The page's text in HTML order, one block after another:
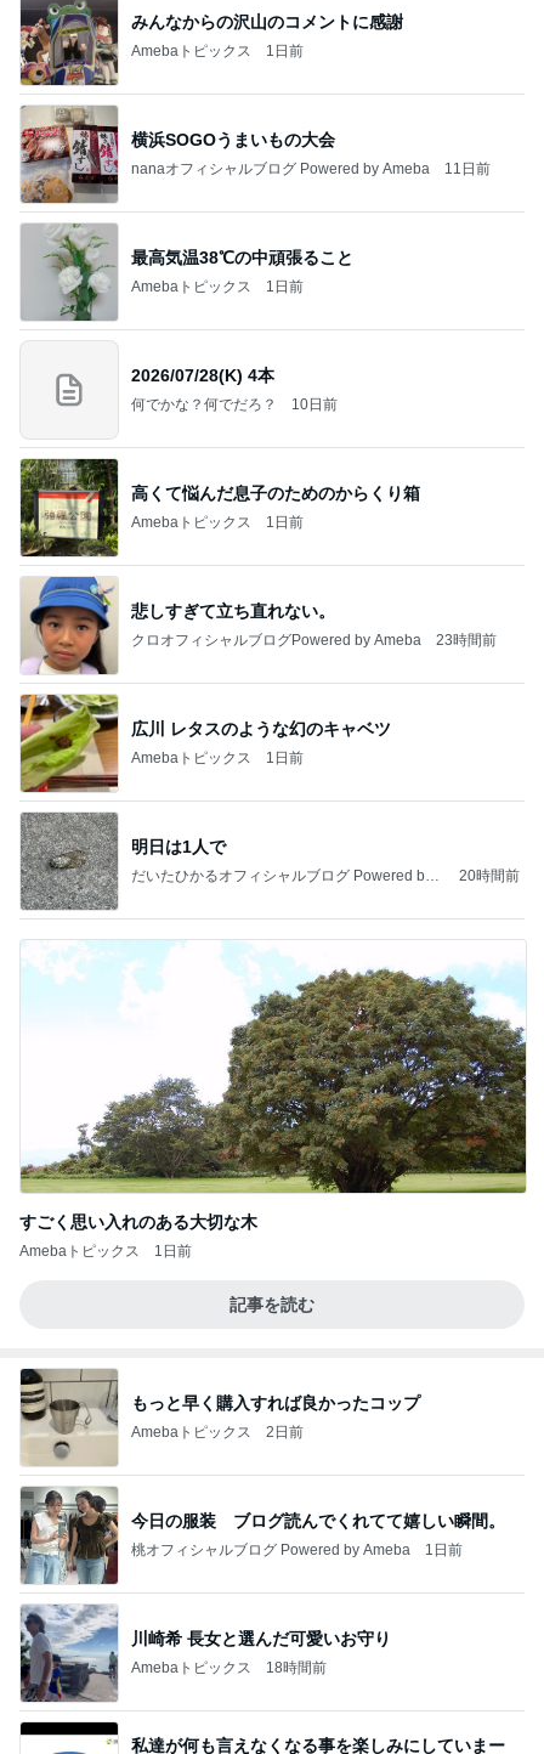
みんなからの沢山のコメントに感謝
Amebaトピックス 1日前
横浜SOGOうまいもの大会
nanaオフィシャルブログ Powered by Ameba 11日前
最高気温38℃の中頑張ること
Amebaトピックス 1日前
2026/07/28(K) 4本
何でかな？何でだろ？ 10日前
高くて悩んだ息子のためのからくり箱
Amebaトピックス 1日前
悲しすぎて立ち直れない。
クロオフィシャルブログPowered by Ameba 23時間前
広川 レタスのような幻のキャベツ
Amebaトピックス 1日前
明日は1人で
だいたひかるオフィシャルブログ Powered by
20時間前
すごく思い入れのある大切な木
Amebaトピックス 1日前
記事を読む
もっと早く購入すれば良かったコップ
Amebaトピックス 2日前
今日の服装 ブログ読んでくれてて嬉しい瞬間。
桃オフィシャルブログ Powered by Ameba 1日前
川崎希 長女と選んだ可愛いお守り
Amebaトピックス 18時間前
私達が何も言えなくなる事を楽しみにしていまー